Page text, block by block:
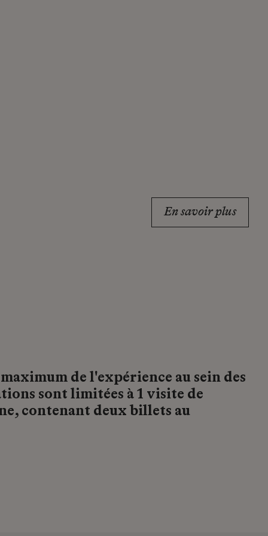
En savoir plus
de l'expérience au sein des
sont limitées à 1 visite de
contenant deux billets au